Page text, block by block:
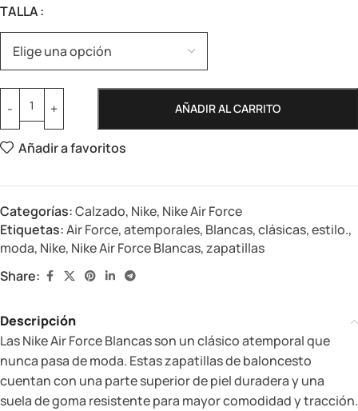
TALLA
AÑADIR AL CARRITO
Añadir a favoritos
Categorías:Calzado, Nike, Nike Air Force
Etiquetas:Air Force,atemporales, Blancas,clásicas,estilo.,
moda, Nike, Nike Air Force Blancas,zapatillas
Share:
Descripción
Las Nike Air Force Blancas son un clásico atemporal que
nunca pasa de moda. Estas zapatillas de baloncesto
cuentan con una parte superior de piel duradera y una
suela de goma resistente para mayor comodidad y tracción.